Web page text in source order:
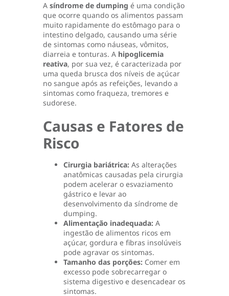
A síndrome de dumping é uma condição
que ocorre quando os alimentos passam
muito rapidamente do estômago para o
intestino delgado, causando uma série
de sintomas como náuseas, vômitos,
diarreia e tonturas. A hipoglicemia
reativa, por sua vez, é caracterizada por
uma queda brusca dos níveis de açúcar
no sangue após as refeições, levando a
sintomas como fraqueza, tremores e
sudorese.
Causas e Fatores de
Risco
Cirurgia bariátrica: As alterações
anatômicas causadas pela cirurgia
podem acelerar o esvaziamento
gástrico e levar ao
desenvolvimento da síndrome de
dumping.
Alimentação inadequada: A
ingestão de alimentos ricos em
açúcar, gordura e fibras insolúveis
pode agravar os sintomas.
Tamanho das porções: Comer em
excesso pode sobrecarregar o
sistema digestivo e desencadear os
sintomas.